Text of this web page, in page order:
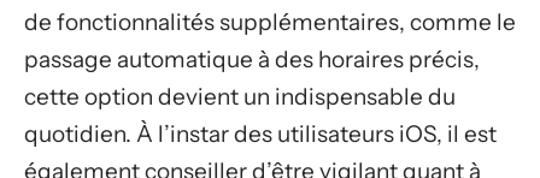
de fonctionnalités supplémentaires, comme le
passage automatique à des horaires précis,
cette option devient un indispensable du
quotidien. À l’instar des utilisateurs iOS, il est
également conseiller d’être vigilant quant à